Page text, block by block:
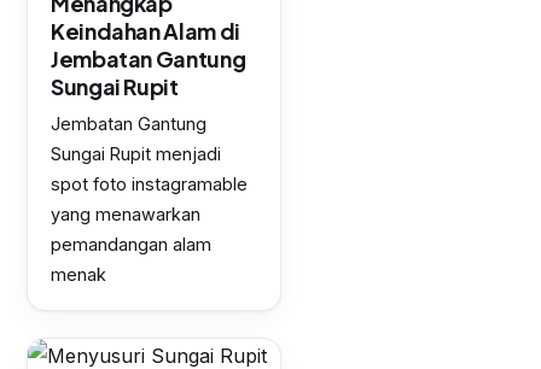
Keindahan Alam di
Jembatan Gantung
Sungai Rupit
Jembatan Gantung
Sungai Rupit menjadi
spot foto instagramable
yang menawarkan
pemandangan alam
menak